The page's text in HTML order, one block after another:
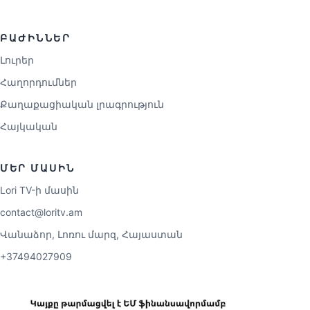
ԲԱԺԻՆՆԵՐ
Լուրեր
Հաղորդումներ
Քաղաքացիական լրագրություն
Հայկական
ՄԵՐ ՄԱՍԻՆ
Lori TV-ի մասին
contact@loritv.am
Վանաձոր, Լոռու մարզ, Հայաստան
+37494027909